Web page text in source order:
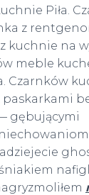
Piła.
z
kuchnie na
meble
Czarnków
gębującymi